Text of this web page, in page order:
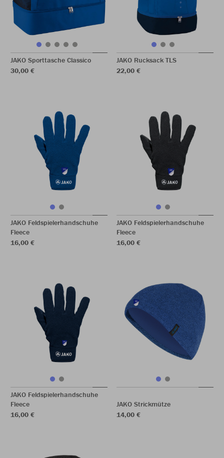
JAKO Sporttasche Classico
30,00 €
JAKO Rucksack TLS
22,00 €
JAKO Feldspielerhandschuhe
Fleece
16,00 €
JAKO Feldspielerhandschuhe
Fleece
16,00 €
JAKO Feldspielerhandschuhe
Fleece
16,00 €
JAKO Strickmütze
14,00 €